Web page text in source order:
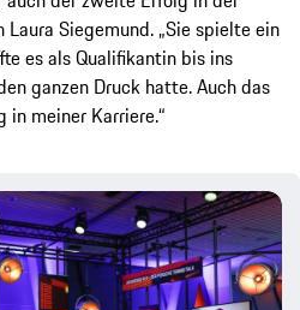
Siegemund. „Sie spielte ein
es als Qualifikantin bis ins
ganzen Druck hatte. Auch das
meiner Karriere.“